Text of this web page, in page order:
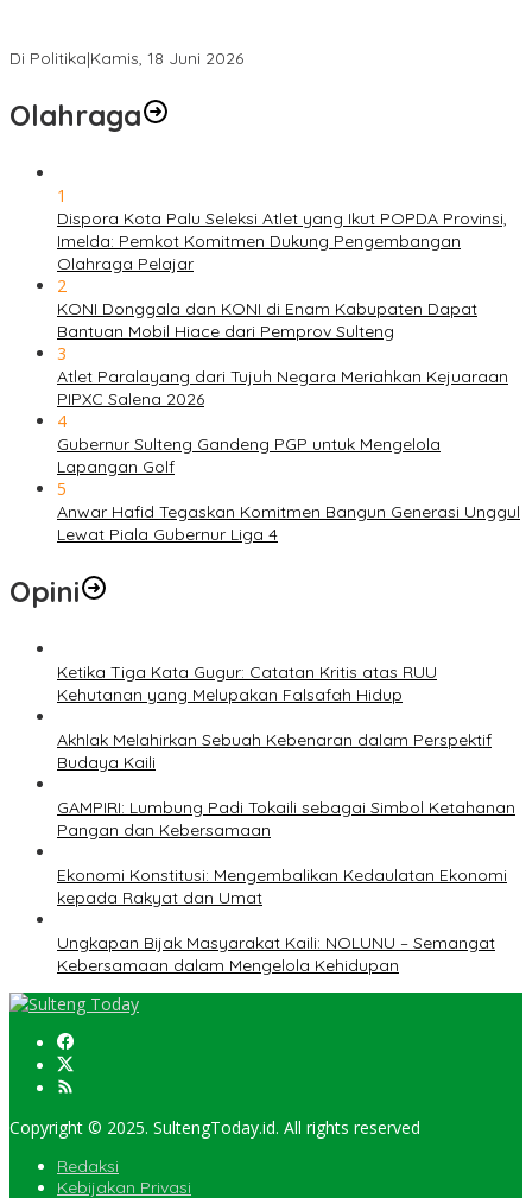
Di Politika|Kamis, 18 Juni 2026
Olahraga
1
Dispora Kota Palu Seleksi Atlet yang Ikut POPDA Provinsi,
Imelda: Pemkot Komitmen Dukung Pengembangan
Olahraga Pelajar
2
KONI Donggala dan KONI di Enam Kabupaten Dapat
Bantuan Mobil Hiace dari Pemprov Sulteng
3
Atlet Paralayang dari Tujuh Negara Meriahkan Kejuaraan
PIPXC Salena 2026
4
Gubernur Sulteng Gandeng PGP untuk Mengelola
Lapangan Golf
5
Anwar Hafid Tegaskan Komitmen Bangun Generasi Unggul
Lewat Piala Gubernur Liga 4
Opini
Ketika Tiga Kata Gugur: Catatan Kritis atas RUU
Kehutanan yang Melupakan Falsafah Hidup
Akhlak Melahirkan Sebuah Kebenaran dalam Perspektif
Budaya Kaili
GAMPIRI: Lumbung Padi Tokaili sebagai Simbol Ketahanan
Pangan dan Kebersamaan
Ekonomi Konstitusi: Mengembalikan Kedaulatan Ekonomi
kepada Rakyat dan Umat
Ungkapan Bijak Masyarakat Kaili: NOLUNU – Semangat
Kebersamaan dalam Mengelola Kehidupan
Copyright © 2025. SultengToday.id. All rights reserved
Redaksi
Kebijakan Privasi